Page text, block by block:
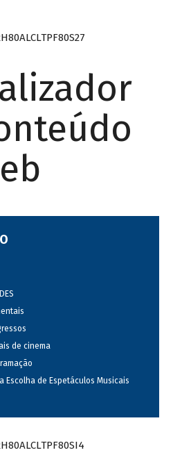
de cinema
Escolha de Espetáculos Musicais